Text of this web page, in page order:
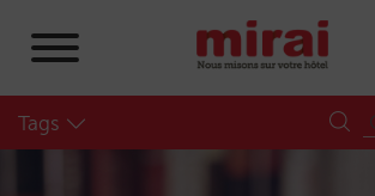
Tags